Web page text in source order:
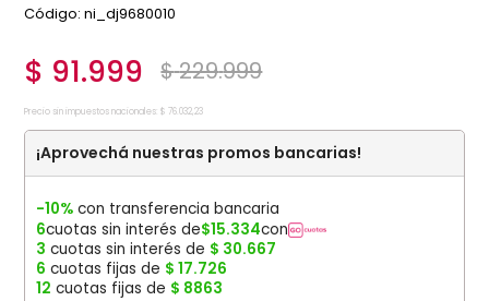
:ni_dj9680010
$ 91.999 $229.999
Precio sin impuestos nacionales: $ 76.032,23
¡Aprovechá nuestras promos bancarias!
-10% con transferencia bancaria
6cuotas sin interés de$15.334con
3 cuotas sin interés de $ 30.667
6 cuotas fijas de $ 17.726
12 cuotas fijas de $ 8863